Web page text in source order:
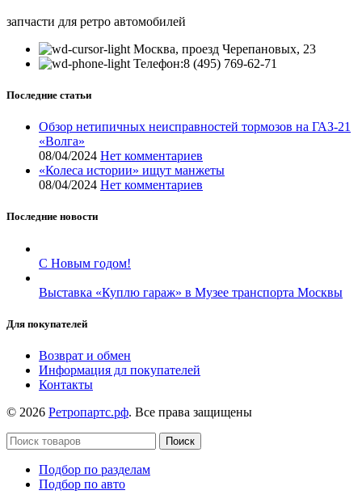
запчасти для ретро автомобилей
Москва, проезд Черепановых, 23
Телефон:8 (495) 769-62-71
Последние статьи
Обзор нетипичных неисправностей тормозов на ГАЗ-21
«Волга»
08/04/2024 Нет комментариев
«Колеса истории» ищут манжеты
08/04/2024 Нет комментариев
Последние новости
С Новым годом!
Выставка «Куплю гараж» в Музее транспорта Москвы
Для покупателей
Возврат и обмен
Информация дл покупателей
Контакты
© 2026 Ретропартс.рф. Все права защищены
Поиск
Подбор по разделам
Подбор по авто